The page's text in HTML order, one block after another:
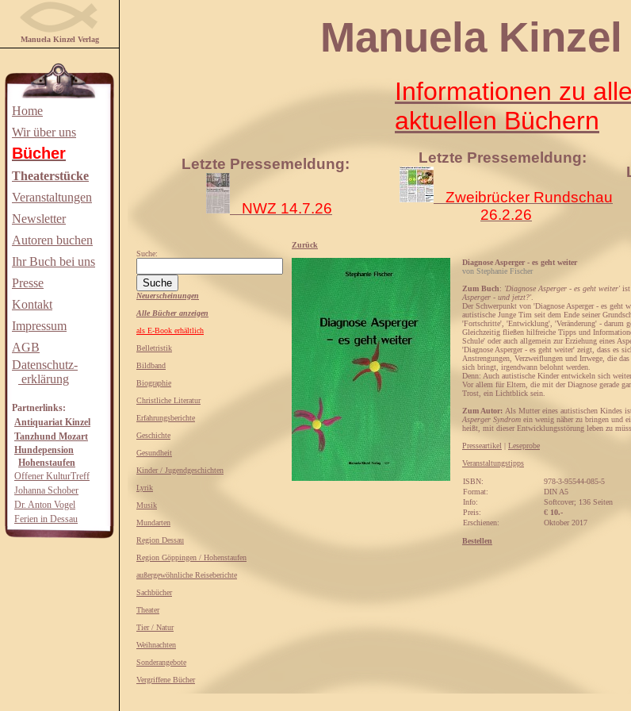
Manuela Kinzel Verlag
Home
Wir über uns
Bücher
Theaterstücke
Veranstaltungen
Newsletter
Autoren buchen
Ihr Buch bei uns
Presse
Kontakt
Impressum
AGB
Datenschutz-
erklärung
Partnerlinks:
Antiquariat Kinzel
Tanzhund Mozart
Hundepension
Hohenstaufen
Offener KulturTreff
Johanna Schober
Dr. Anton Vogel
Ferien in Dessau
Manuela Kinzel
Informationen zu
aktuellen Büchern
Letzte Pressemeldung:
NWZ 14.7.26
Letzte Pressemeldung:
Zweibrücker Rundschau
26.2.26
Suche:
Neuerscheinungen
Alle Bücher anzeigen
als E-Book erhältlich
Belletristik
Bildband
Biographie
Christliche Literatur
Erfahrungsberichte
Geschichte
Gesundheit
Kinder / Jugendgeschichten
Lyrik
Musik
Mundarten
Region Dessau
Region Göppingen / Hohenstaufen
außergewöhnliche Reiseberichte
Sachbücher
Theater
Tier / Natur
Weihnachten
Sonderangebote
Vergriffene Bücher
Zurück
Diagnose Asperger - es geht weiter
von Stephanie Fischer
Zum Buch: 'Diagnose Asperger - es geht weiter' ist
Asperger - und jetzt?'
Der Schwerpunkt von 'Diagnose Asperger - es geht
autistische Junge Tim seit dem Ende seiner
'Fortschritte', 'Entwicklung', 'Veränderung' - darum
Gleichzeitig fließen hilfreiche Tipps und
Schule' oder auch allgemein zur Erziehung eines
'Diagnose Asperger - es geht weiter' zeigt, dass es
Anstrengungen, Verzweiflungen und Irrwege, die
sich bringt, irgendwann belohnt werden.
Denn: Auch autistische Kinder entwickeln sich
Vor allem für Eltern, die mit der Diagnose gerade
Trost, ein Lichtblick sein.
Zum Autor: Als Mutter eines autistischen Kindes
Asperger Syndrom ein wenig näher zu bringen und
heißt, mit dieser Entwicklungsstörung leben zu
Presseartikel | Leseprobe
Veranstaltungstipps
ISBN:
978-3-95544-085-5
Format:
DIN A5
Info:
Softcover; 136 Seiten
Preis:
€ 10.-
Erschienen:
Oktober 2017
Bestellen